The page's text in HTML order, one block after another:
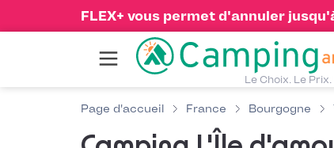
FLEX+ vous permet d'annuler
Le Choix. Le
Page d'accueil France Bourgogne